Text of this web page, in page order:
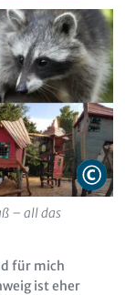
– all das
für mich
ist eher